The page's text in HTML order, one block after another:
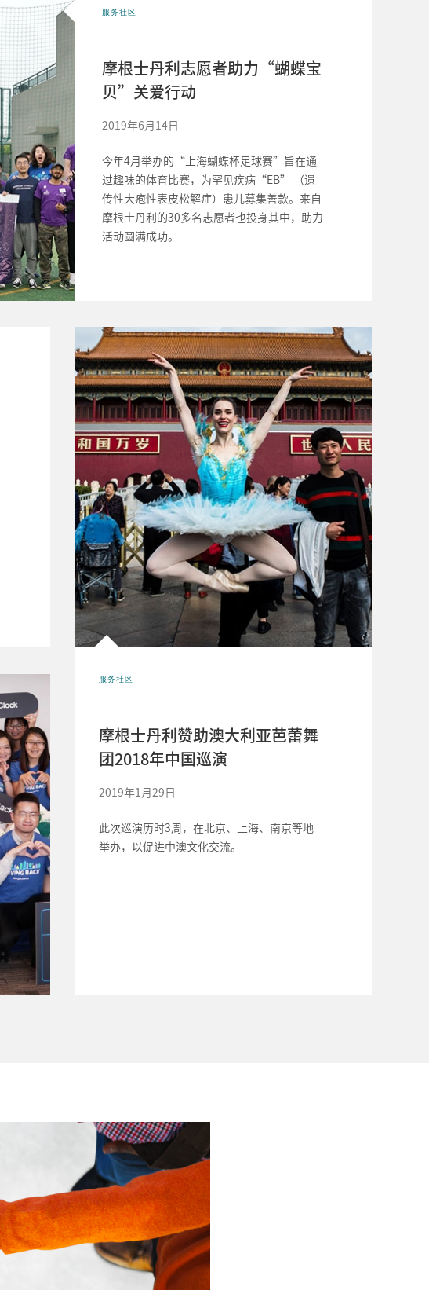
服务社区
摩根士丹利志愿者助力“蝴蝶宝
贝”关爱行动
2019年6月14日
今年4月举办的“上海蝴蝶杯足球赛”旨在通
过趣味的体育比赛，为罕见疾病“EB” （遗
传性大疱性表皮松解症）患儿募集善款。来自
摩根士丹利的30多名志愿者也投身其中，助力
活动圆满成功。
服务社区
摩根士丹利赞助澳大利亚芭蕾舞
团2018年中国巡演
2019年1月29日
此次巡演历时3周，在北京、上海、南京等地
举办，以促进中澳文化交流。